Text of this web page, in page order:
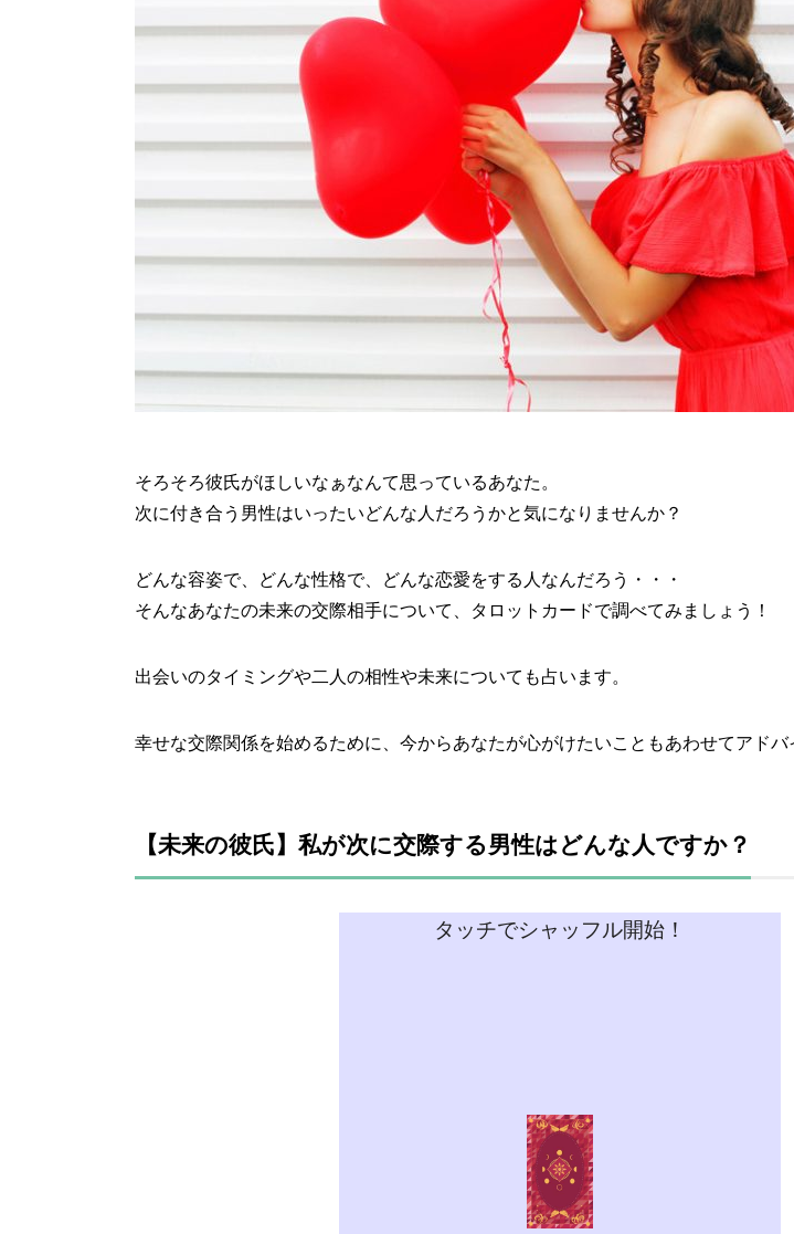
そろそろ彼氏がほしいなぁなんて思っているあなた。
次に付き合う男性はいったいどんな人だろうかと気になりませんか？
どんな容姿で、どんな性格で、どんな恋愛をする人なんだろう・・・
そんなあなたの未来の交際相手について、タロットカードで調べてみましょう！
出会いのタイミングや二人の相性や未来についても占います。
幸せな交際関係を始めるために、今からあなたが心がけたいこともあわせてアドバ
【未来の彼氏】私が次に交際する男性はどんな人ですか？
タッチでシャッフル開始！